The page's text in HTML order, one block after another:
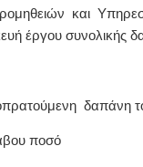
και
έργου συνολικής
δαπάνη
εργολάβου